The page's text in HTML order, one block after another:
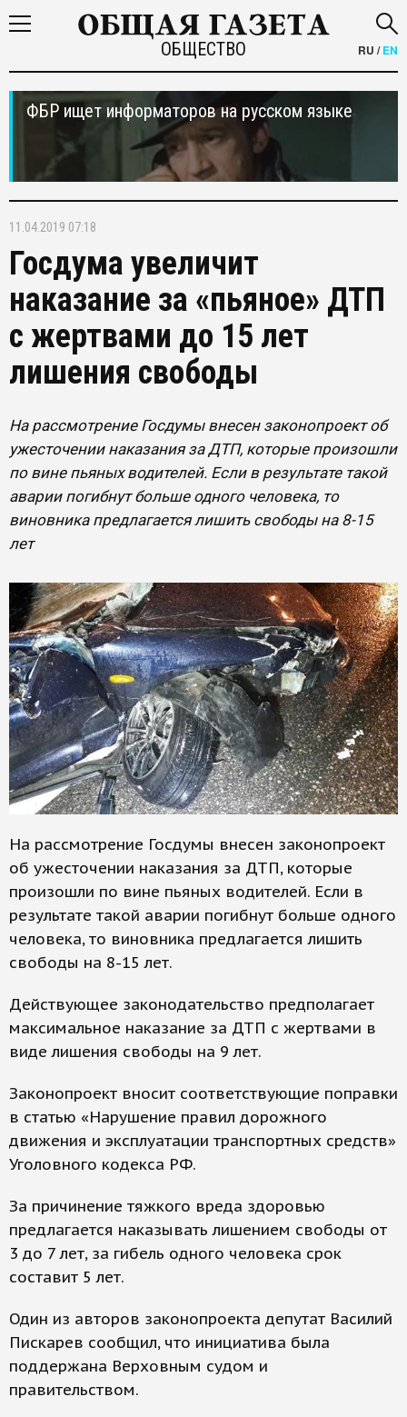
ОБЩЕСТВО RU /EN
ФБР ищет информаторов на русском языке
11.04.2019 07:18
Госдума увеличит
наказание за «пьяное» ДТП
с жертвами до 15 лет
лишения свободы
На рассмотрение Госдумы внесен законопроект об
ужесточении наказания за ДТП, которые произошли
по вине пьяных водителей. Если в результате такой
аварии погибнут больше одного человека, то
виновника предлагается лишить свободы на 8-15
лет
На рассмотрение Госдумы внесен законопроект
об ужесточении наказания за ДТП, которые
произошли по вине пьяных водителей. Если в
результате такой аварии погибнут больше одного
человека, то виновника предлагается лишить
свободы на 8-15 лет.
Действующее законодательство предполагает
максимальное наказание за ДТП с жертвами в
виде лишения свободы на 9 лет.
Законопроект вносит соответствующие поправки
в статью «Нарушение правил дорожного
движения и эксплуатации транспортных средств»
Уголовного кодекса РФ.
За причинение тяжкого вреда здоровью
предлагается наказывать лишением свободы от
3 до 7 лет, за гибель одного человека срок
составит 5 лет.
Один из авторов законопроекта депутат Василий
Пискарев сообщил, что инициатива была
поддержана Верховным судом и
правительством.